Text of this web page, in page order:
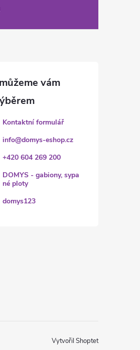
Kontaktní formulář
info@domys-eshop.cz
+420 604 269 200
DOMYS - gabiony, sypa
né ploty
domys123
Vytvořil Shoptet